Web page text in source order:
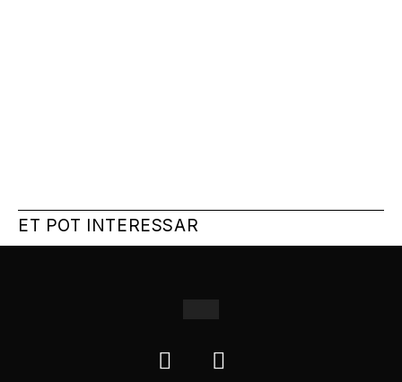
ET POT INTERESSAR